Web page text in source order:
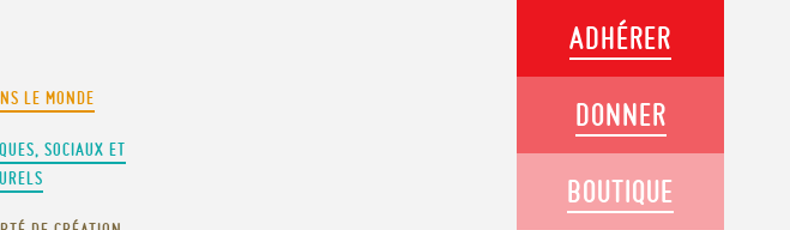
LE MONDE
SOCIAUX ET
ADHÉRER
DONNER
BOUTIQUE